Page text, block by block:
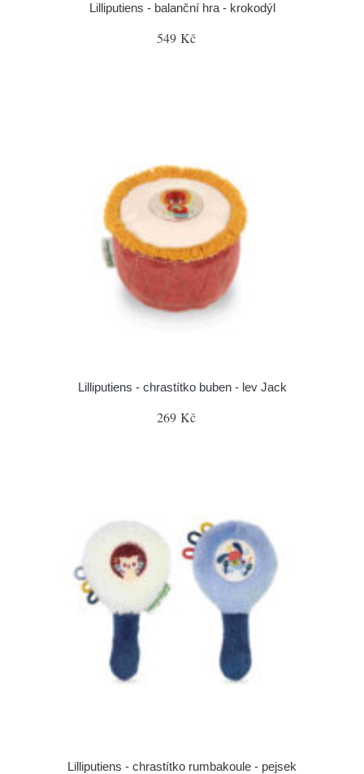
Lilliputiens - balanční hra - krokodýl
549 Kč
Lilliputiens - chrastítko buben - lev Jack
269 Kč
Lilliputiens - chrastítko rumbakoule - pejsek